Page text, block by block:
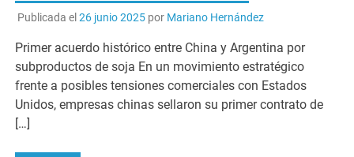
Publicada el26 junio 2025por Mariano Hernández
Primer acuerdo histórico entre China y Argentina por
subproductos de soja En un movimiento estratégico
frente a posibles tensiones comerciales con Estados
Unidos, empresas chinas sellaron su primer contrato de
[…]